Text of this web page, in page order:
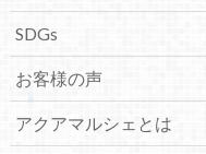
SDGs
お客様の声
アクアマルシェとは